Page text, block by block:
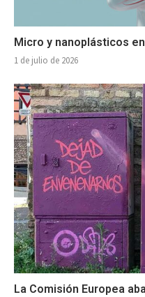
Micro y nanoplásticos
1 de julio de 2026
La Comisión Europea